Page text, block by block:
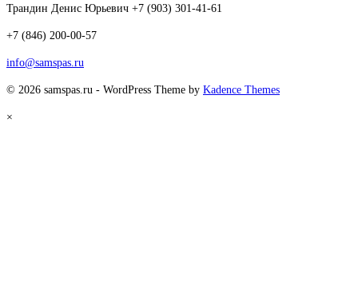
Трандин Денис Юрьевич +7 (903) 301-41-61
+7 (846) 200-00-57
info@samspas.ru
© 2026 samspas.ru - WordPress Theme by Kadence Themes
×